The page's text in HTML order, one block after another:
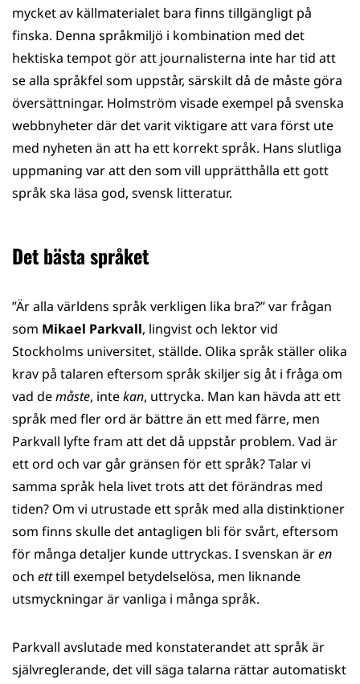
mycket av källmaterialet bara finns tillgängligt på
finska. Denna språkmiljö i kombination med det
hektiska tempot gör att journalisterna inte har tid att
se alla språkfel som uppstår, särskilt då de måste göra
översättningar. Holmström visade exempel på svenska
webbnyheter där det varit viktigare att vara först ute
med nyheten än att ha ett korrekt språk. Hans slutliga
uppmaning var att den som vill upprätthålla ett gott
språk ska läsa god, svensk litteratur.
Det bästa språket
”Är alla världens språk verkligen lika bra?” var frågan
som Mikael Parkvall, lingvist och lektor vid
Stockholms universitet, ställde. Olika språk ställer olika
krav på talaren eftersom språk skiljer sig åt i fråga om
vad demåste, intekan, uttrycka. Man kan hävda att ett
språk med fler ord är bättre än ett med färre, men
Parkvall lyfte fram att det då uppstår problem. Vad är
ett ord och var går gränsen för ett språk? Talar vi
samma språk hela livet trots att det förändras med
tiden? Om vi utrustade ett språk med alla distinktioner
som finns skulle det antagligen bli för svårt, eftersom
för många detaljer kunde uttryckas. I svenskan ären
och etttill exempel betydelselösa, men liknande
utsmyckningar är vanliga i många språk.
Parkvall avslutade med konstaterandet att språk är
självreglerande, det vill säga talarna rättar automatiskt